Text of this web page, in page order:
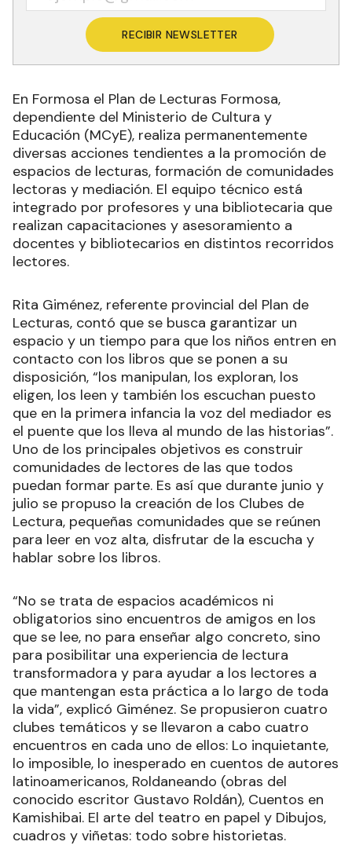
RECIBIR NEWSLETTER
En Formosa el Plan de Lecturas Formosa,
dependiente del Ministerio de Cultura y
Educación (MCyE), realiza permanentemente
diversas acciones tendientes a la promoción de
espacios de lecturas, formación de comunidades
lectoras y mediación. El equipo técnico está
integrado por profesores y una bibliotecaria que
realizan capacitaciones y asesoramiento a
docentes y bibliotecarios en distintos recorridos
lectores.
Rita Giménez, referente provincial del Plan de
Lecturas, contó que se busca garantizar un
espacio y un tiempo para que los niños entren en
contacto con los libros que se ponen a su
disposición, “los manipulan, los exploran, los
eligen, los leen y también los escuchan puesto
que en la primera infancia la voz del mediador es
el puente que los lleva al mundo de las historias”.
Uno de los principales objetivos es construir
comunidades de lectores de las que todos
puedan formar parte. Es así que durante junio y
julio se propuso la creación de los Clubes de
Lectura, pequeñas comunidades que se reúnen
para leer en voz alta, disfrutar de la escucha y
hablar sobre los libros.
“No se trata de espacios académicos ni
obligatorios sino encuentros de amigos en los
que se lee, no para enseñar algo concreto, sino
para posibilitar una experiencia de lectura
transformadora y para ayudar a los lectores a
que mantengan esta práctica a lo largo de toda
la vida”, explicó Giménez. Se propusieron cuatro
clubes temáticos y se llevaron a cabo cuatro
encuentros en cada uno de ellos: Lo inquietante,
lo imposible, lo inesperado en cuentos de autores
latinoamericanos, Roldaneando (obras del
conocido escritor Gustavo Roldán), Cuentos en
Kamishibai. El arte del teatro en papel y Dibujos,
cuadros y viñetas: todo sobre historietas.